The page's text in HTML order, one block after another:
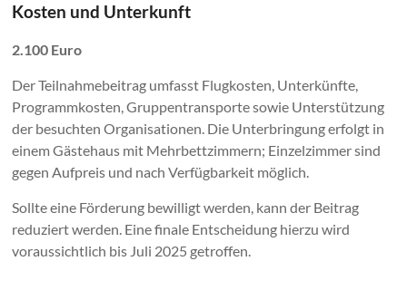
Kosten und Unterkunft
2.100 Euro
Der Teilnahmebeitrag umfasst Flugkosten, Unterkünfte,
Programmkosten, Gruppentransporte sowie Unterstützung
der besuchten Organisationen. Die Unterbringung erfolgt in
einem Gästehaus mit Mehrbettzimmern; Einzelzimmer sind
gegen Aufpreis und nach Verfügbarkeit möglich.
Sollte eine Förderung bewilligt werden, kann der Beitrag
reduziert werden. Eine finale Entscheidung hierzu wird
voraussichtlich bis Juli 2025 getroffen.